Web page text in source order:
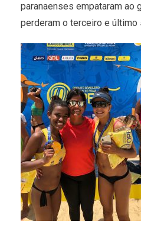
paranaenses empataram ao
perderam o terceiro e último